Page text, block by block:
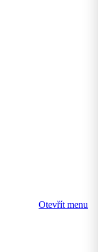
Otevřít menu